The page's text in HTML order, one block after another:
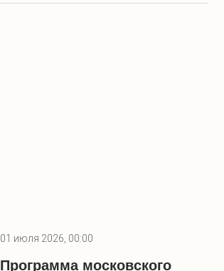
01 июля 2026, 00:00
Программа московского